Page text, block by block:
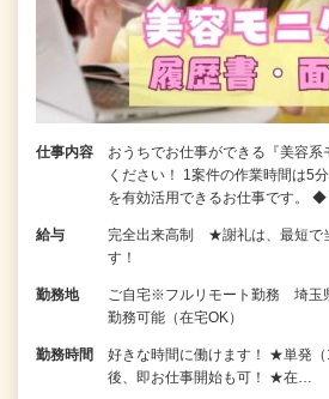
仕事内容
おうちでお仕事ができる『美容
ください！ 1案件の作業時間は5
を有効活用できるお仕事です。
給与
完全出来高制 ★謝礼は、最短で
す！
勤務地
ご自宅※フルリモート勤務 埼玉
勤務可能（在宅OK）
勤務時間
好きな時間に働けます！ ★単発
後、即お仕事開始も可！ ★在…